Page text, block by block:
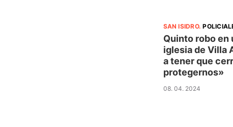
SAN ISIDRO.
Quinto robo en
iglesia de Villa
a tener que
protegernos»
08. 04. 2024